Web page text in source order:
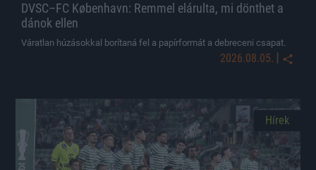
DVSC–FC København: Remmel elárulta, mi dönthet a
dánok ellen
Váratlan húzásokkal borítaná fel a papírformát a debreceni csapat.
2026.08.05. |
Hírek